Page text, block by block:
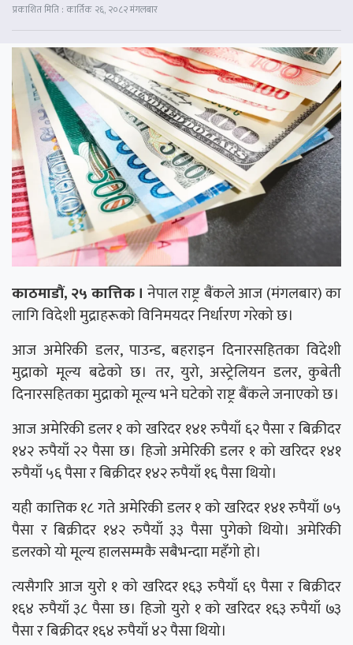
प्रकाशित मिति : कार्तिक २६, २०८२ मंगलबार
काठमाडौं, २५ कात्तिक । नेपाल राष्ट्र बैंकले आज (मंगलबार) का
लागि विदेशी मुद्राहरूको विनिमयदर निर्धारण गरेको छ।
आज अमेरिकी डलर, पाउन्ड, बहराइन दिनारसहितका विदेशी
मुद्राको मूल्य बढेको छ। तर, युरो, अस्ट्रेलियन डलर, कुबेती
दिनारसहितका मुद्राको मूल्य भने घटेको राष्ट्र बैंकले जनाएको छ।
आज अमेरिकी डलर १ को खरिदर १४१ रुपैयाँ ६२ पैसा र बिक्रीदर
१४२ रुपैयाँ २२ पैसा छ। हिजो अमेरिकी डलर १ को खरिदर १४१
रुपैयाँ ५६ पैसा र बिक्रीदर १४२ रुपैयाँ १६ पैसा थियो।
यही कात्तिक १८ गते अमेरिकी डलर १ को खरिदर १४१ रुपैयाँ ७५
पैसा र बिक्रीदर १४२ रुपैयाँ ३३ पैसा पुगेको थियो। अमेरिकी
डलरको यो मूल्य हालसम्मकै सबैभन्दाा महँगो हो।
त्यसैगरि आज युरो १ को खरिदर १६३ रुपैयाँ ६९ पैसा र बिक्रीदर
१६४ रुपैयाँ ३८ पैसा छ। हिजो युरो १ को खरिदर १६३ रुपैयाँ ७३
पैसा र बिक्रीदर १६४ रुपैयाँ ४२ पैसा थियो।